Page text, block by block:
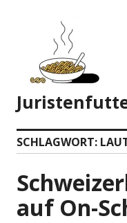
springen
SCHLAGWORT:
auf On-